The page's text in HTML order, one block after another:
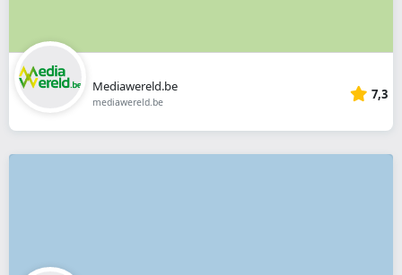
Mediawereld.be
mediawereld.be 7,3